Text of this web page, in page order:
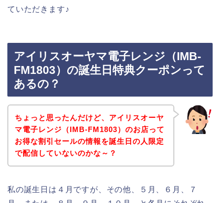
ていただきます♪
アイリスオーヤマ電子レンジ（IMB-
FM1803）の誕生日特典クーポンって
あるの？
ちょっと思ったんだけど、アイリスオーヤ
マ電子レンジ（IMB-FM1803）のお店って
お得な割引セールの情報を誕生日の人限定
で配信していないのかな～？
私の誕生日は４月ですが、その他、５月、６月、７